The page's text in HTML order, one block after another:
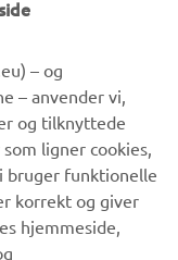
– og
– anvender vi,
og tilknyttede
ligner cookies,
bruger funktionelle
korrekt og giver
hjemmeside,